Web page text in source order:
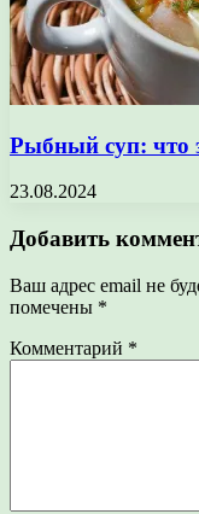
Рыбный суп: что
23.08.2024
Добавить
Ваш адрес email не
помечены *
Комментарий *